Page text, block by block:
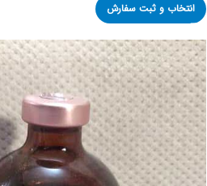
انتخاب و ثبت سفارش